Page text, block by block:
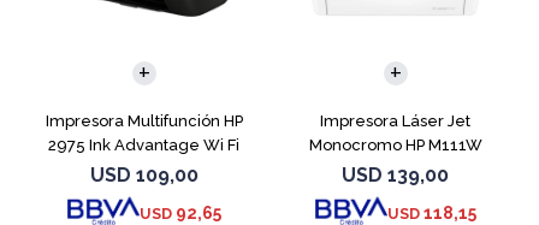
Impresora Multifunción HP
2975 Ink Advantage Wi Fi
USD 109,00
USD 92,65
Impresora Láser Jet
Monocromo HP M111W
USD 139,00
USD 118,15